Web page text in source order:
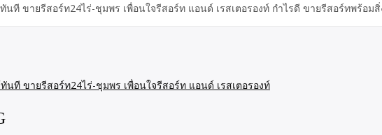
ขายรีสอร์ท24ไร่-ชุมพร เพื่อนใจรีสอร์ท แอนด์ เรสเตอรองท์ กำไรดี ขายรีสอร์ทพร้อม